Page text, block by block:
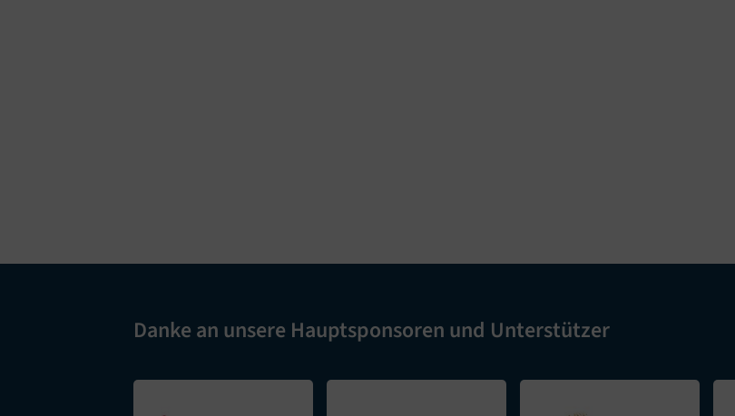
Danke an unsere Hauptsponsoren und Unterstützer